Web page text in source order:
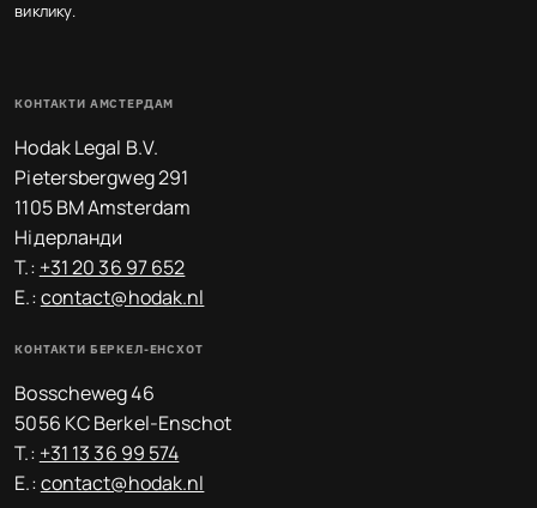
виклику.
КОНТАКТИ АМСТЕРДАМ
Hodak Legal B.V.
Pietersbergweg 291
1105 BM Amsterdam
Нідерланди
T.: +31 20 36 97 652
E.:contact@hodak.nl
КОНТАКТИ БЕРКЕЛ-ЕНСХОТ
Bosscheweg 46
5056 KC Berkel-Enschot
T.: +31 13 36 99 574
E.:contact@hodak.nl